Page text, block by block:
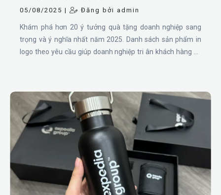
05/08/2025 | Đăng bởi admin
Khám phá hơn 20 ý tưởng quà tặng doanh nghiệp sang
trọng và ý nghĩa nhất năm 2025. Danh sách sản phẩm in
logo theo yêu cầu giúp doanh nghiệp tri ân khách hàng và